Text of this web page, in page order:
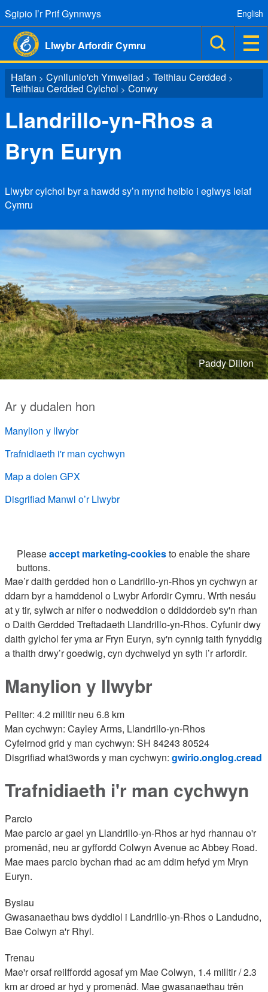
Sgipio I’r Prif Gynnwys
Llwybr Arfordir Cymru
English
Hafan > Cynllunio'ch Ymweliad > Teithiau Cerdded >
Teithiau Cerdded Cylchol > Conwy
Llandrillo-yn-Rhos a
Bryn Euryn
Llwybr cylchol byr a hawdd sy’n mynd heibio i eglwys leiaf
Cymru
Paddy Dillon
Ar y dudalen hon
Manylion y llwybr
Trafnidiaeth i'r man cychwyn
Map a dolen GPX
Disgrifiad Manwl o’r Llwybr
Pleaseaccept marketing-cookiesto enable the share
buttons.
Mae’r daith gerdded hon o Landrillo-yn-Rhos yn cychwyn ar
ddarn byr a hamddenol o Lwybr Arfordir Cymru. Wrth nesáu
at y tir, sylwch ar nifer o nodweddion o ddiddordeb sy'n rhan
o Daith Gerdded Treftadaeth Llandrillo-yn-Rhos. Cyfunir dwy
daith gylchol fer yma ar Fryn Euryn, sy'n cynnig taith fynyddig
a thaith drwy’r goedwig, cyn dychwelyd yn syth i’r arfordir.
Manylion y llwybr
Pellter: 4.2 milltir neu 6.8 km
Man cychwyn: Cayley Arms, Llandrillo-yn-Rhos
Cyfeirnod grid y man cychwyn: SH 84243 80524
Disgrifiad what3words y man cychwyn: gwirio.onglog.cread
Trafnidiaeth i'r man cychwyn
Parcio
Mae parcio ar gael yn Llandrillo-yn-Rhos ar hyd rhannau o'r
promenâd, neu ar gyffordd Colwyn Avenue ac Abbey Road.
Mae maes parcio bychan rhad ac am ddim hefyd ym Mryn
Euryn.
Bysiau
Gwasanaethau bws dyddiol i Landrillo-yn-Rhos o Landudno,
Bae Colwyn a'r Rhyl.
Trenau
Mae'r orsaf reilffordd agosaf ym Mae Colwyn, 1.4 milltir / 2.3
km ar droed ar hyd y promenâd. Mae gwasanaethau trên